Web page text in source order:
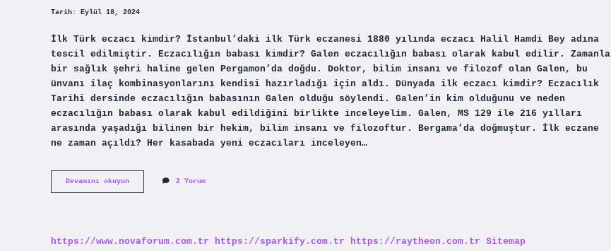
Tarih: Eylül 18, 2024
İlk Türk eczacı kimdir? İstanbul’daki ilk Türk eczanesi 1880 yılında eczacı Halil Hamdi Bey adına
tescil edilmiştir. Eczacılığın babası kimdir? Galen eczacılığın babası olarak kabul edilir. Zamanla
bir sağlık şehri haline gelen Pergamon’da doğdu. Doktor, bilim insanı ve filozof olan Galen, bu
ünvanı ilaç kombinasyonlarını kendisi hazırladığı için aldı. Dünyada ilk eczacı kimdir? Eczacılık
Tarihi dersinde eczacılığın babasının Galen olduğu söylendi. Galen’in kim olduğunu ve neden
eczacılığın babası olarak kabul edildiğini birlikte inceleyelim. Galen, MS 129 ile 216 yılları
arasında yaşadığı bilinen bir hekim, bilim insanı ve filozoftur. Bergama’da doğmuştur. İlk eczane
ne zaman açıldı? Her kasabada yeni eczacıları inceleyen…
Devamını okuyunOsmanlı
Imparatorluğunda
Eczacı
2 Yorum
https://www.novaforum.com.tr https://sparkify.com.tr https://raytheon.com.tr Sitemap